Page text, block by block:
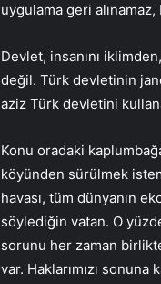
uygulama geri
Devlet, insanını
değil. Türk devletinin
aziz Türk devletini
Konu oradaki
köyünden sürülmek
havası, tüm dünyanın
söylediğin vatan. O
sorunu her zaman
var. Haklarımızı sonuna